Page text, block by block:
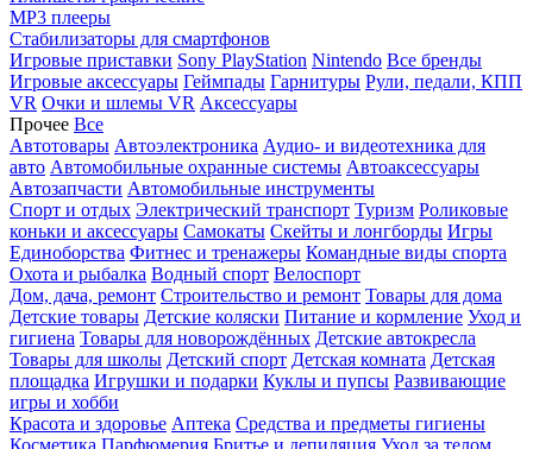
MP3 плееры
Стабилизаторы для смартфонов
Игровые приставки Sony PlayStation Nintendo Все бренды
Игровые аксессуары Геймпады Гарнитуры Рули, педали, КПП
VR Очки и шлемы VR Аксессуары
Прочее Все
Автотовары Автоэлектроника Аудио- и видеотехника для
авто Автомобильные охранные системы Автоаксессуары
Автозапчасти Автомобильные инструменты
Спорт и отдых Электрический транспорт Туризм Роликовые
коньки и аксессуары Самокаты Скейты и лонгборды Игры
Единоборства Фитнес и тренажеры Командные виды спорта
Охота и рыбалка Водный спорт Велоспорт
Дом, дача, ремонт Строительство и ремонт Товары для дома
Детские товары Детские коляски Питание и кормление Уход и
гигиена Товары для новорождённых Детские автокресла
Товары для школы Детский спорт Детская комната Детская
площадка Игрушки и подарки Куклы и пупсы Развивающие
игры и хобби
Красота и здоровье Аптека Средства и предметы гигиены
Косметика Парфюмерия Бритье и депиляция Уход за телом